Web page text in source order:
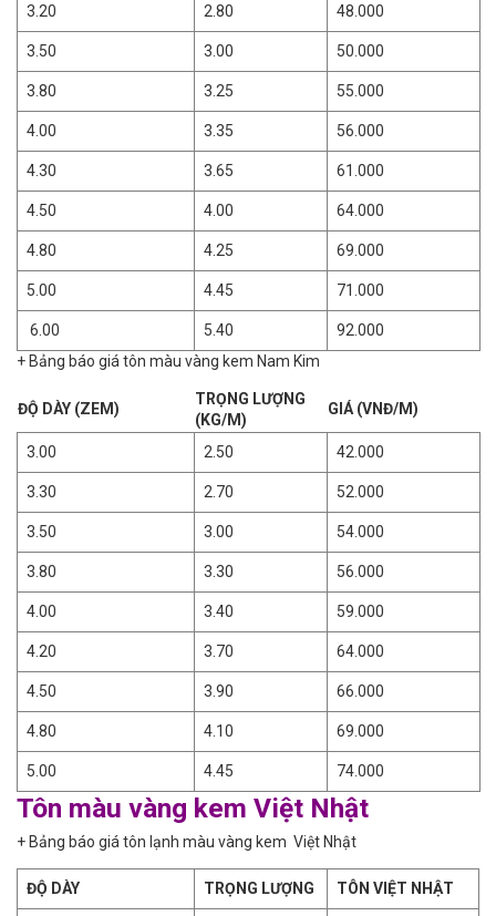
3.20 2.80 48.000
3.50 3.00 50.000
3.80 3.25 55.000
4.00 3.35 56.000
4.30 3.65 61.000
4.50 4.00 64.000
4.80 4.25 69.000
5.00 4.45 71.000
6.00 5.40
92.000
+ Bảng báo giá tôn màu vàng kem Nam Kim
ĐỘ DÀY (ZEM)
TRỌNG LƯỢNG
(KG/M)
GIÁ (VNĐ/M)
3.00 2.50 42.000
3.30 2.70 52.000
3.50 3.00 54.000
3.80 3.30 56.000
4.00 3.40 59.000
4.20 3.70 64.000
4.50 3.90 66.000
4.80 4.10 69.000
5.00 4.45 74.000
Tôn màu vàng kem Việt Nhật
+ Bảng báo giá tôn lạnh màu vàng kem Việt Nhật
ĐỘ DÀY TRỌNG LƯỢNG TÔN VIỆT NHẬT